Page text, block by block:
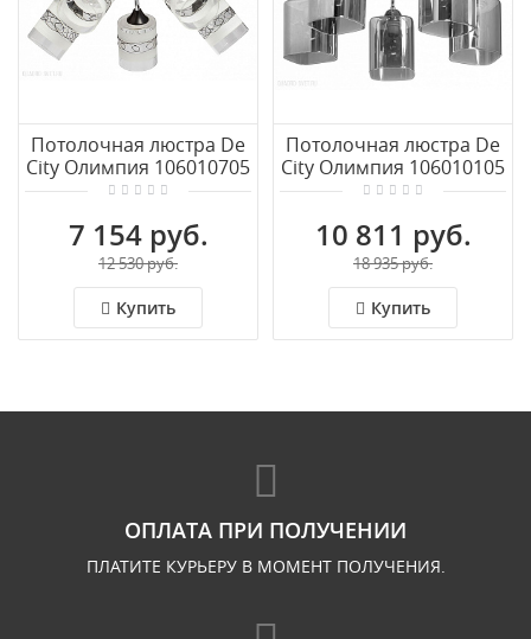
Потолочная люстра De
City Олимпия 106010705
7 154 руб.
12 530 руб.
Купить
Потолочная люстра De
City Олимпия 106010105
10 811 руб.
18 935 руб.
Купить
ОПЛАТА ПРИ ПОЛУЧЕНИИ
ПЛАТИТЕ КУРЬЕРУ В МОМЕНТ ПОЛУЧЕНИЯ.